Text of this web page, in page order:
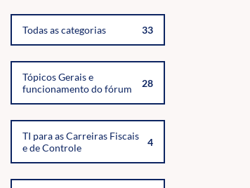
Todas as categorias 33
Tópicos Gerais e
funcionamento do fórum
28
TI para as Carreiras Fiscais
e de Controle
4